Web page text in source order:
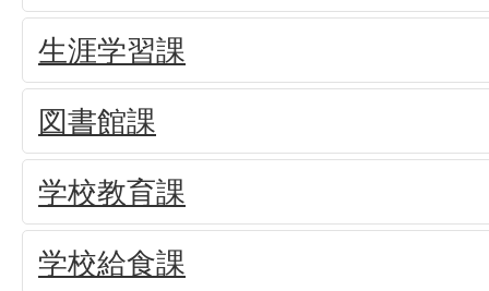
生涯学習課
図書館課
学校教育課
学校給食課